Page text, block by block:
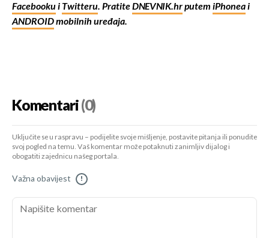
Facebookui Twitteru. PratiteDNEVNIK.hrputem iPhoneai
ANDROIDmobilnih uređaja.
Komentari(0)
Uključite se u raspravu – podijelite svoje mišljenje, postavite pitanja ili ponudite
svoj pogled na temu. Vaš komentar može potaknuti zanimljiv dijalog i
obogatiti zajednicu našeg portala.
Važna obavijest !